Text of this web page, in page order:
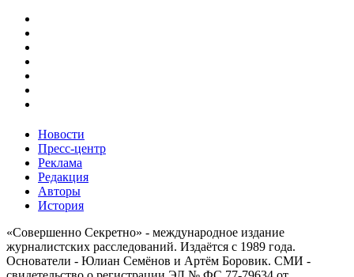
Новости
Пресс-центр
Реклама
Редакция
Авторы
История
«Совершенно Секретно» - международное издание
журналистских расследований. Издаётся с 1989 года.
Основатели - Юлиан Семёнов и Артём Боровик. CМИ -